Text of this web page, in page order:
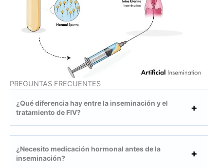
PREGUNTAS FRECUENTES
¿Qué diferencia hay entre la inseminación y el
tratamiento de FIV?
¿Necesito medicación hormonal antes de la
inseminación?